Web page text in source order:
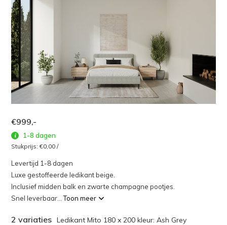
€999,-
1-8 dagen
Stukprijs:€0,00 /
Levertijd 1-8 dagen
Luxe gestoffeerde ledikant beige.
Inclusief midden balk en zwarte champagne pootjes.
Snel leverbaar...Toon meer
2 variaties Ledikant Mito 180 x 200 kleur: Ash Grey